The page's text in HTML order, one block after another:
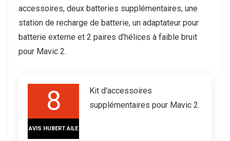
accessoires, deux batteries supplémentaires, une
station de recharge de batterie, un adaptateur pour
batterie externe et 2 paires d’hélices à faible bruit
pour Mavic 2.
8
AVIS HUBERT AILE
Kit d'accessoires
supplémentaires pour Mavic 2.